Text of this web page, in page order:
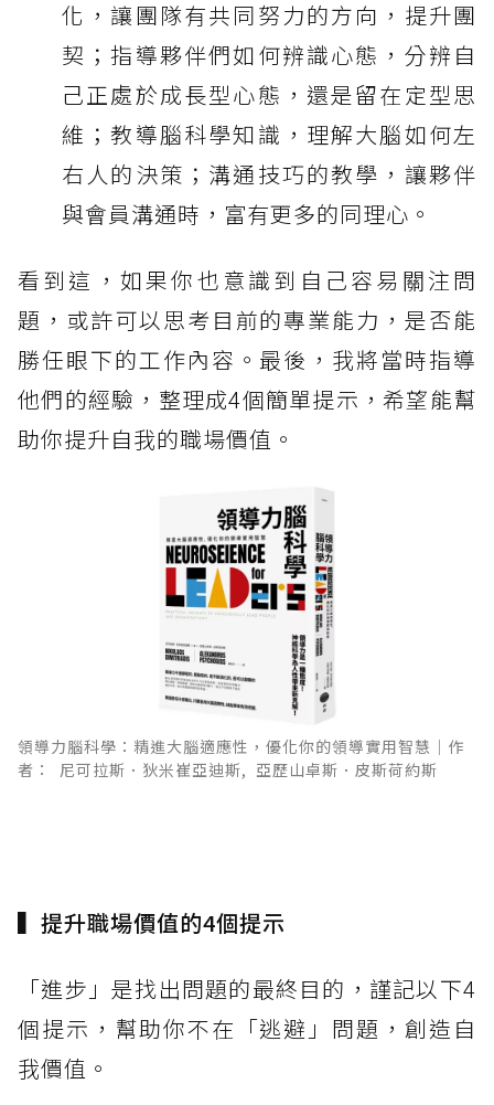
化，讓團隊有共同努力的方向，提升團
契；指導夥伴們如何辨識心態，分辨自
己正處於成長型心態，還是留在定型思
維；教導腦科學知識，理解大腦如何左
右人的決策；溝通技巧的教學，讓夥伴
與會員溝通時，富有更多的同理心。
看到這，如果你也意識到自己容易關注問
題，或許可以思考目前的專業能力，是否能
勝任眼下的工作內容。最後，我將當時指導
他們的經驗，整理成4個簡單提示，希望能幫
助你提升自我的職場價值。
領導力腦科學：精進大腦適應性，優化你的領導實用智慧｜作
者： 尼可拉斯．狄米崔亞迪斯, 亞歷山卓斯．皮斯荷約斯
▍提升職場價值的4個提示
「進步」是找出問題的最終目的，謹記以下4
個提示，幫助你不在「逃避」問題，創造自
我價值。